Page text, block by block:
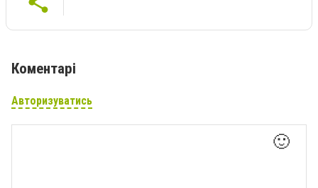
Коментарі
Авторизуватись
🙂